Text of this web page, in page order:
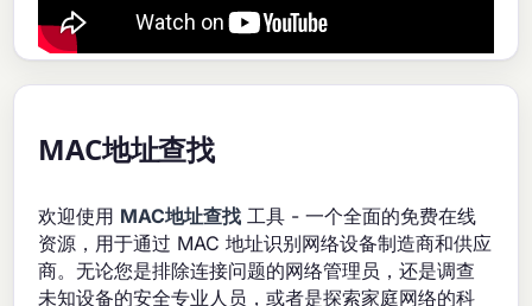
MAC地址查找
欢迎使用 MAC地址查找 工具 - 一个全面的免费在线
资源，用于通过 MAC 地址识别网络设备制造商和供应
商。无论您是排除连接问题的网络管理员，还是调查
未知设备的安全专业人员，或者是探索家庭网络的科